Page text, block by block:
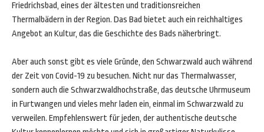
Friedrichsbad, eines der ältesten und traditionsreichen
Thermalbädern in der Region. Das Bad bietet auch ein reichhaltiges
Angebot an Kultur, das die Geschichte des Bads näherbringt.
Aber auch sonst gibt es viele Gründe, den Schwarzwald auch während
der Zeit von Covid-19 zu besuchen. Nicht nur das Thermalwasser,
sondern auch die Schwarzwaldhochstraße, das deutsche Uhrmuseum
in Furtwangen und vieles mehr laden ein, einmal im Schwarzwald zu
verweilen. Empfehlenswert für jeden, der authentische deutsche